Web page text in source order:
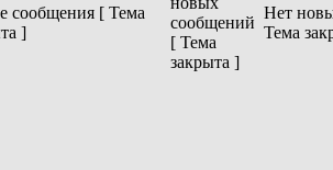
сообщения [ Тема
]
Нет
Тема